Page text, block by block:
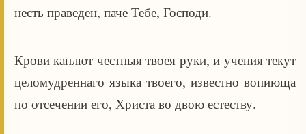
несть праведен, паче Тебе, Господи.
Крови каплют честныя твоея руки, и учения текут
целомудреннаго языка твоего, известно вопиюща
по отсечении его, Христа во двою естеству.